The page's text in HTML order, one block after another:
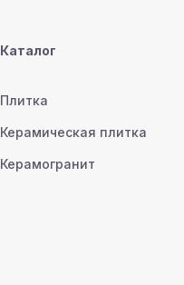
Каталог
Плитка
Керамическая плитка
Керамогранит